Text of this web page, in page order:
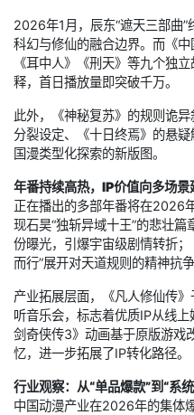
2026年1月，辰东“遮天三部曲
科幻与修仙的融合边界。而《
《耳中人》《刑天》等九个独
释，首日播放量即突破千万。
此外，《神秘复苏》的规则诡
分裂设定、《十日终焉》的悬
国漫类型化探索的新版图。
年番持续高热，IP价值向多场景
正在播出的多部年番将在2026
现石昊“独斩异域十王”的悲壮篇
份曝光，引爆宇宙级剧情转折
而行”展开对天道规则的精神抗争
产业拓展层面，《凡人修仙传
听音乐会，标志着优质IP从线
剑奇侠传3》动画基于原版游戏
忆，进一步拓展了IP转化路径。
行业观察：从“单品爆款”到“系
中国动漫产业在2026年的集体